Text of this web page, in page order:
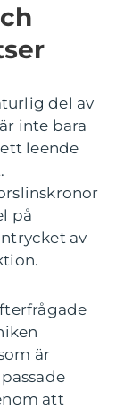
del av
inte bara
leende
på
av
är
att